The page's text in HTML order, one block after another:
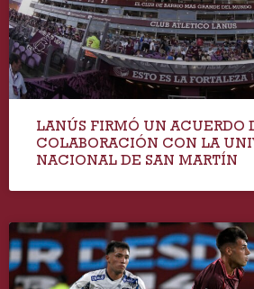
LANÚS FIRMÓ UN ACUERDO
COLABORACIÓN CON LA
NACIONAL DE SAN MARTÍN